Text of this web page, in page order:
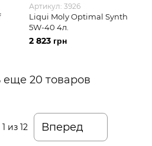
Артикул: 3926
Liqui Moly Optimal Synth
5W-40 4л.
2 823 грн
еще 20 товаров
1 из 12 Вперед